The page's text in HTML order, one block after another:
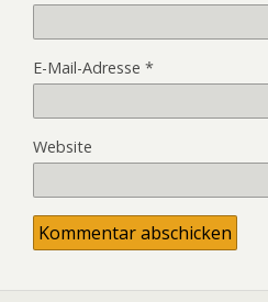
E-Mail-Adresse *
Website